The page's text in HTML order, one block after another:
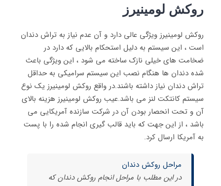
روكش لومينيرز
روكش لومينيرز ویژگی عالی دارد و آن عدم نیاز به تراش دندان
است ، این سیستم به دلیل استحکام بالایی که دارد در
ضخامت های خیلی نازک ساخته می شود ، این ویژگی باعث
شده دندان ها هنگام نصب این سیستم سرامیکی به حداقل
تراش دندان نیاز داشته باشند.در واقع روكش لومينيرز یک نوع
سیستم کانتکت لنز می باشد.عیب روكش لومينيرز هزینه بالای
آن و تحت انحصار بودن آن در شرکت سازنده آمریکایی می
باشد ، از این جهت که باید قالب گیری انجام شده را با پست
به آمریکا ارسال کرد.
مراحل روکش دندان
در این مطلب با مراحل انجام روکش دندان که